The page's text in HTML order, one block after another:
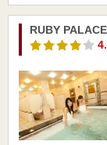
RUBY PALACE